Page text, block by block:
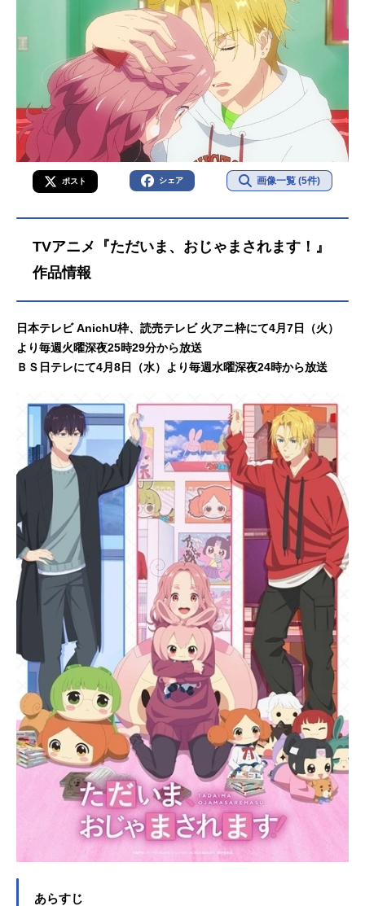
ポスト シェア 画像一覧 (5件)
TVアニメ『ただいま、おじゃまされます！』
作品情報
日本テレビ AnichU枠、読売テレビ 火アニ枠にて4月7日（火）
より毎週火曜深夜25時29分から放送
ＢＳ日テレにて4月8日（水）より毎週水曜深夜24時から放送
あらすじ